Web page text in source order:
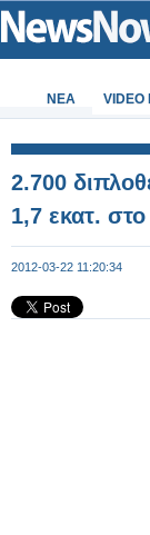
ΝΕΑ VIDEO
2.700
1,7 εκατ.
2012-03-22 11:20:34